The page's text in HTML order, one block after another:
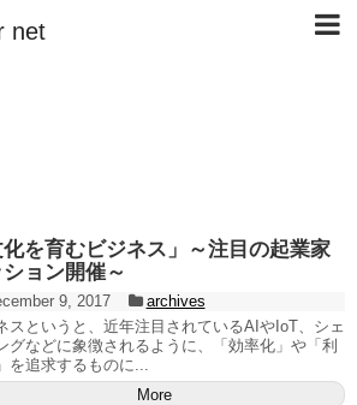
net
化を育むビジネス」～注目の起業家
ョン開催～
9, 2017
archives
スというと、近年注目されているAIやIoT、シェ
グなどに象徴されるように、「効率化」や「利
を追求するものに...
More